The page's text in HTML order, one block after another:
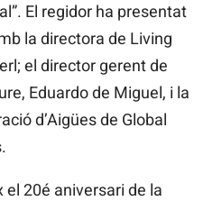
El regidor ha presentat
la directora de Living
el director gerent de
Eduardo de Miguel, i la
d’Aigües de Global
20é aniversari de la